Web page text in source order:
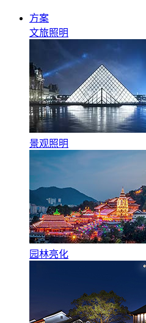
方案
文旅照明
景观照明
园林亮化